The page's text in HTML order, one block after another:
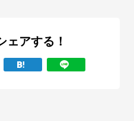
ェアする！